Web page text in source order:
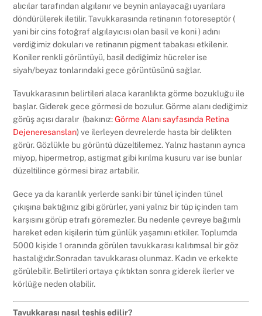
alıcılar tarafından algılanır ve beynin anlayacağı uyarılara
döndürülerek iletilir. Tavukkarasında retinanın fotoreseptör (
yani bir cins fotoğraf algılayıcısı olan basil ve koni ) adını
verdiğimiz dokuları ve retinanın pigment tabakası etkilenir.
Koniler renkli görüntüyü, basil dediğimiz hücreler ise
siyah/beyaz tonlarındaki gece görüntüsünü sağlar.
Tavukkarasının belirtileri alaca karanlıkta görme bozukluğu ile
başlar. Giderek gece görmesi de bozulur. Görme alanı dediğimiz
görüş açısı daralır (bakınız:Görme Alanı sayfasında Retina
Dejeneresansları) ve ilerleyen devrelerde hasta bir delikten
görür. Gözlükle bu görüntü düzeltilemez. Yalnız hastanın ayrıca
miyop, hipermetrop, astigmat gibi kırılma kusuru var ise bunlar
düzeltilince görmesi biraz artabilir.
Gece ya da karanlık yerlerde sanki bir tünel içinden tünel
çıkışına baktığınız gibi görürler, yani yalnız bir tüp içinden tam
karşısını görüp etrafı göremezler. Bu nedenle çevreye bağımlı
hareket eden kişilerin tüm günlük yaşamını etkiler. Toplumda
5000 kişide 1 oranında görülen tavukkarası kalıtımsal bir göz
hastalığıdır.Sonradan tavukkarası olunmaz. Kadın ve erkekte
görülebilir. Belirtileri ortaya çıktıktan sonra giderek ilerler ve
körlüğe neden olabilir.
Tavukkarası nasıl teşhis edilir?